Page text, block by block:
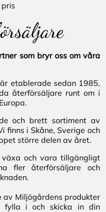
som bryr oss om våra
etablerade sedan 1985,
återförsäljare runt om i
och brett sortiment av
finns i Skåne, Sverige och
större delen av året.
och vara tillgängligt
fler återförsäljare och
av Miljögårdens produkter
fylla i och skicka in din